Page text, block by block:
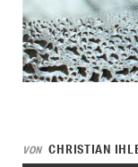
VON CHRISTIAN